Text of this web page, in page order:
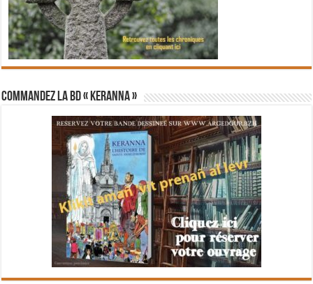
Commandez la BD « Keranna »